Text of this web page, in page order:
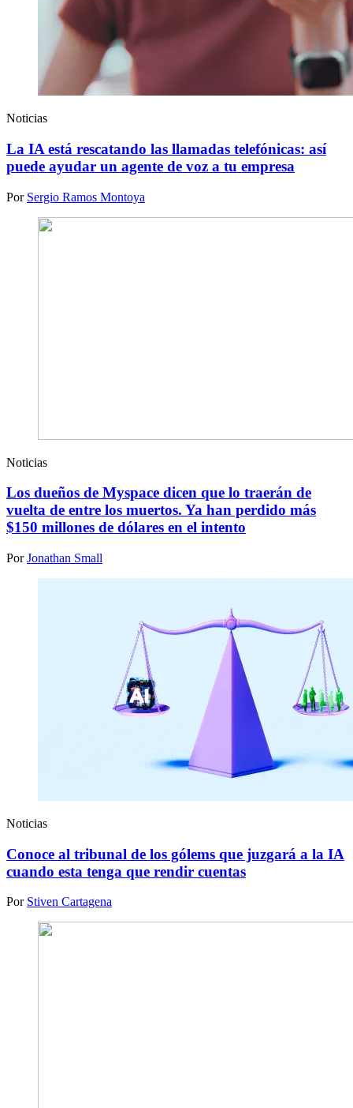
Noticias
La IA está rescatando las llamadas telefónicas: así
puede ayudar un agente de voz a tu empresa
Por Sergio Ramos Montoya
Noticias
Los dueños de Myspace dicen que lo traerán de
vuelta de entre los muertos. Ya han perdido más
$150 millones de dólares en el intento
PorJonathan Small
Noticias
Conoce al tribunal de los gólems que juzgará a la IA
cuando esta tenga que rendir cuentas
Por Stiven Cartagena